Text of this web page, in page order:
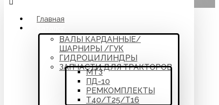
Главная
ВАЛЫ КАРДАННЫЕ/
ШАРНИРЫ /ГУК
ГИДРОЦИЛИНДРЫ
ЗАПЧАСТИ ДЛЯ ТРАКТОРОВ
МТЗ
ПД-10
РЕМКОМПЛЕКТЫ
Т40/Т25/Т16